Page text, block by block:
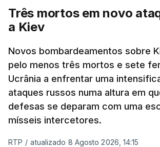
militares e ainda a aplicação de
sobre as exportações russas.
ERROR ON HTML5 MEDIA
ESTE CONTEÚDO ESTÁ
MOMENTO INDISPONÍVEL
Três mortos em novo
a Kiev
Novos bombardeamentos sobre
pelo menos três mortos e sete
Ucrânia a enfrentar uma
ataques russos numa altura em
defesas se deparam com uma
mísseis intercetores.
RTP / atualizado 8 Agosto 2026, 14:15